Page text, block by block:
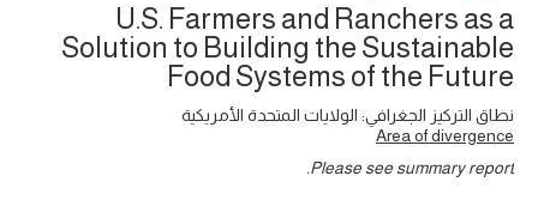
U.S. Farmers and Ranchers as a
Solution to Building the Sustainable
Food Systems of the Future
نطاق التركيز الجغرافي: الولايات المتحدة الأمريكية
Area of divergence
Please see summary report.